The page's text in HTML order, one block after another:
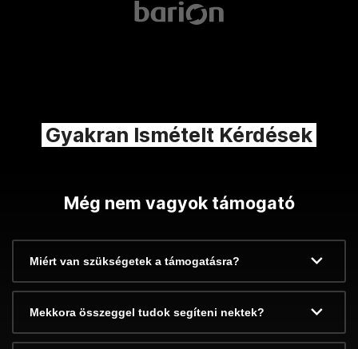
Gyakran Ismételt Kérdések
Még nem vagyok támogató
Miért van szükségetek a támogatásra?
Mekkora összeggel tudok segíteni nektek?